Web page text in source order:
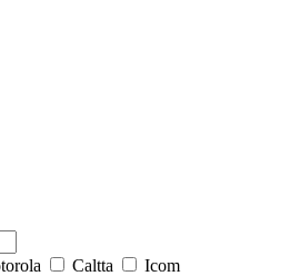
Caltta
Icom